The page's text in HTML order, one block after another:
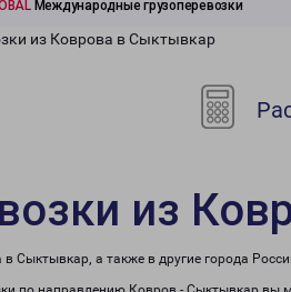
Международные грузоперевозки
из Коврова в Сыктывкар
из
в Сыктывкар, а также в другие города